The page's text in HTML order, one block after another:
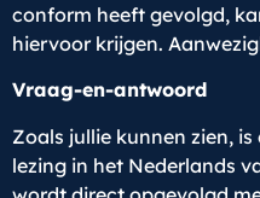
conform heeft gevolgd,
hiervoor krijgen.
Vraag-en-antwoord
Zoals jullie kunnen zien,
lezing in het Nederlands